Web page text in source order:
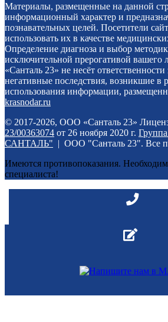
Материалы, размещенные на данной
информационный характер и
познавательных целей. Посетители
использовать их в качестве
Определение диагноза и выбор
исключительной прерогативой
«Санталь 23» не несёт
негативные последствия, возникшие в
использования информации,
krasnodar.ru
© 2017-2026, ООО «Санталь 23»
23/00363074 от 26 ноября 2020 г.
САНТАЛЬ" | ООО "Санталь 23". Все
Имеются противопоказания.
специалиста!